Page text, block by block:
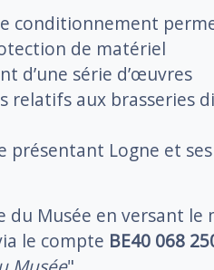
conditionnement
de matériel
d’une série d’œuvres
relatifs aux brasseries
présentant Logne et
du Musée en versant le
le compte BE40 068